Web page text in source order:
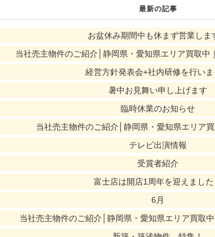
最新の記事
お盆休み期間中も休まず営業しま
当社売主物件のご紹介│静岡県・愛知県エリア買取中
経営方針発表会+社内研修を行いま
暑中お見舞い申し上げます
臨時休業のお知らせ
当社売主物件のご紹介│静岡県・愛知県エリア
テレビ出演情報
受賞者紹介
富士店は開店1周年を迎えました
6月
当社売主物件のご紹介│静岡県・愛知県エリア買取